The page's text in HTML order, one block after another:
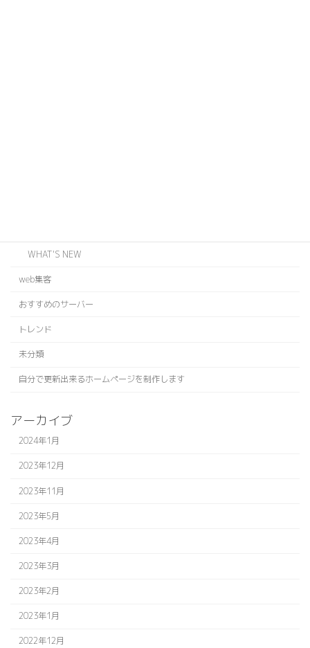
WHAT'S NEW
web集客
おすすめのサーバー
トレンド
未分類
自分で更新出来るホームページを制作します
アーカイブ
2024年1月
2023年12月
2023年11月
2023年5月
2023年4月
2023年3月
2023年2月
2023年1月
2022年12月